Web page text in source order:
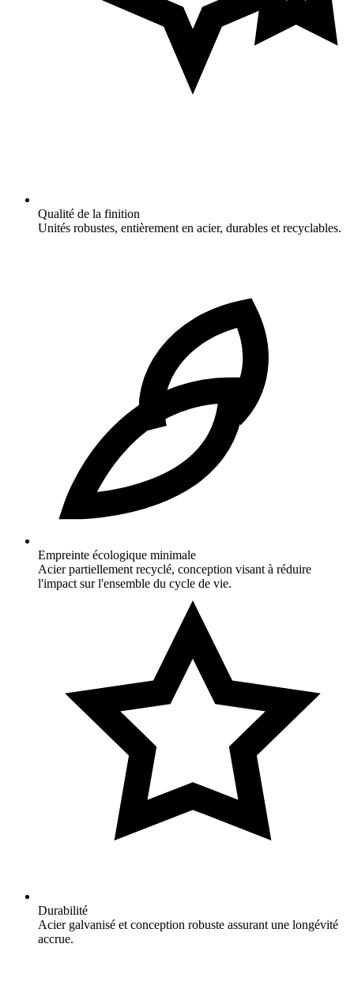
Qualité de la finition
Unités robustes, entièrement en acier, durables et recyclables.
Empreinte écologique minimale
Acier partiellement recyclé, conception visant à réduire
l'impact sur l'ensemble du cycle de vie.
Durabilité
Acier galvanisé et conception robuste assurant une longévité
accrue.